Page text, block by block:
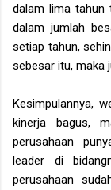
dalam lima tahun
dalam jumlah
setiap tahun,
sebesar itu, maka
Kesimpulannya,
kinerja bagus,
perusahaan
leader di
perusahaan